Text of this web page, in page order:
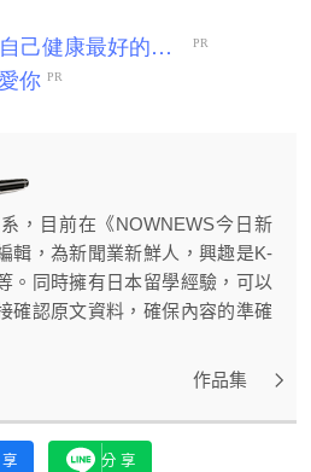
，目前在《NOWNEWS今日新
輯，為新聞業新鮮人，興趣是K-
。同時擁有日本留學經驗，可以
確認原文資料，確保內容的準確
作品集
分享